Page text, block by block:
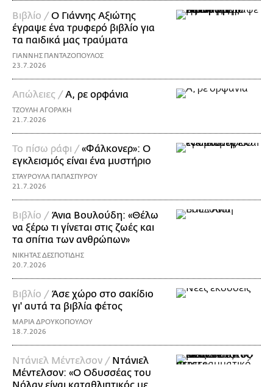
Βιβλίο /Ο Γιάννης Αξιώτης
έγραψε ένα τρυφερό βιβλίο για
τα παιδικά μας τραύματα
ΓΙΑΝΝΗΣ ΠΑΝΤΑΖΟΠΟΥΛΟΣ
23.7.2026
Απώλειες /Α, ρε ορφάνια
ΤΖΟΥΛΗ ΑΓΟΡΑΚΗ
21.7.2026
Το πίσω ράφι /«Φάλκονερ»: Ο
εγκλεισμός είναι ένα μυστήριο
ΣΤΑΥΡΟΥΛΑ ΠΑΠΑΣΠΥΡΟΥ
21.7.2026
Βιβλίο / Άνια Βουλούδη: «Θέλω
να ξέρω τι γίνεται στις ζωές και
τα σπίτια των ανθρώπων»
ΝΙΚΗΤΑΣ ΔΕΣΠΟΤΙΔΗΣ
20.7.2026
Βιβλίο / Άσε χώρο στο σακίδιο
γι' αυτά τα βιβλία φέτος
ΜΑΡΙΑ ΔΡΟΥΚΟΠΟΥΛΟΥ
18.7.2026
Ντάνιελ Μέντελσον / Ντάνιελ
Μέντελσον: «Ο Οδυσσέας του